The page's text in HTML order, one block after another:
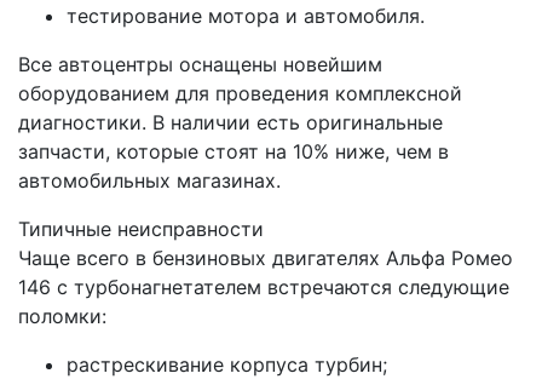
тестирование мотора и автомобиля.
Все автоцентры оснащены новейшим
оборудованием для проведения комплексной
диагностики. В наличии есть оригинальные
запчасти, которые стоят на 10% ниже, чем в
автомобильных магазинах.
Типичные неисправности
Чаще всего в бензиновых двигателях Альфа Ромео
146 с турбонагнетателем встречаются следующие
поломки:
растрескивание корпуса турбин;